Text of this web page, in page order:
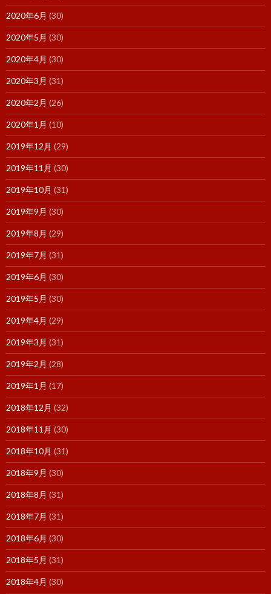
2020年6月 (30)
2020年5月 (30)
2020年4月 (30)
2020年3月 (31)
2020年2月 (26)
2020年1月 (10)
2019年12月 (29)
2019年11月 (30)
2019年10月 (31)
2019年9月 (30)
2019年8月 (29)
2019年7月 (31)
2019年6月 (30)
2019年5月 (30)
2019年4月 (29)
2019年3月 (31)
2019年2月 (28)
2019年1月 (17)
2018年12月 (32)
2018年11月 (30)
2018年10月 (31)
2018年9月 (30)
2018年8月 (31)
2018年7月 (31)
2018年6月 (30)
2018年5月 (31)
2018年4月 (30)